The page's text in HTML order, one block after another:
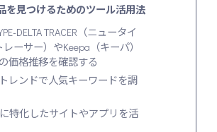
を見つけるためのツール活用法
DELTA TRACER（ニュータイ
ーサー）やKeepa（キーパ）
価格推移を確認する
レンドで人気キーワードを調
特化したサイトやアプリを活